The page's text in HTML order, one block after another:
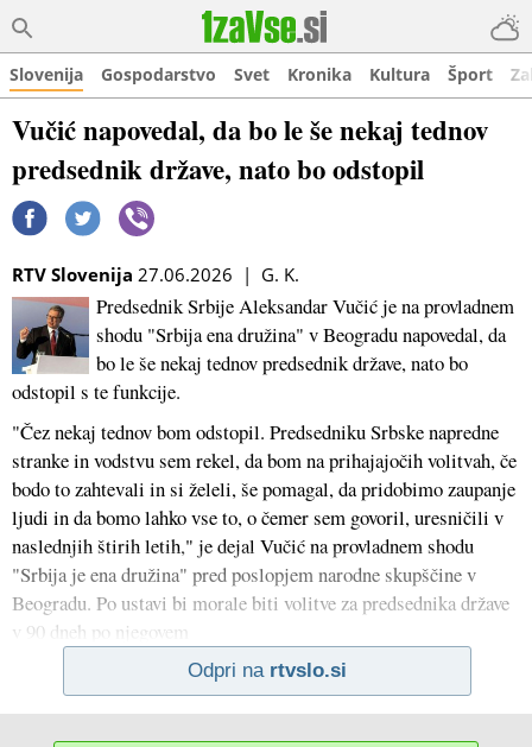
Slovenija Gospodarstvo Svet Kronika Kultura Šport
Vučić napovedal, da bo le še nekaj tednov
predsednik države, nato bo odstopil
RTV Slovenija 27.06.2026 | G. K.
Predsednik Srbije Aleksandar Vučić je na provladnem
shodu "Srbija ena družina" v Beogradu napovedal, da
bo le še nekaj tednov predsednik države, nato bo
odstopil s te funkcije.
"Čez nekaj tednov bom odstopil. Predsedniku Srbske napredne
stranke in vodstvu sem rekel, da bom na prihajajočih volitvah, če
bodo to zahtevali in si želeli, še pomagal, da pridobimo zaupanje
ljudi in da bomo lahko vse to, o čemer sem govoril, uresničili v
naslednjih štirih letih," je dejal Vučić na provladnem shodu
"Srbija je ena družina" pred poslopjem narodne skupščine v
Beogradu. Po ustavi bi morale biti volitve za predsednika države
v 90 dneh po njegovem
Odpri na rtvslo.si